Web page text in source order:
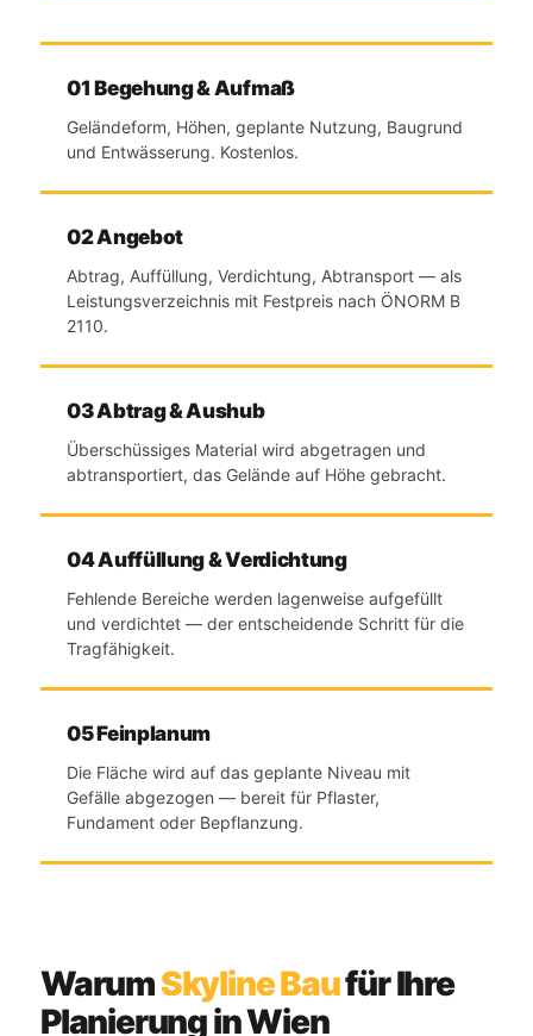
01 Begehung & Aufmaß
Geländeform, Höhen, geplante Nutzung, Baugrund
und Entwässerung. Kostenlos.
02 Angebot
Abtrag, Auffüllung, Verdichtung, Abtransport — als
Leistungsverzeichnis mit Festpreis nach ÖNORM B
2110.
03 Abtrag & Aushub
Überschüssiges Material wird abgetragen und
abtransportiert, das Gelände auf Höhe gebracht.
04 Auffüllung & Verdichtung
Fehlende Bereiche werden lagenweise aufgefüllt
und verdichtet — der entscheidende Schritt für die
Tragfähigkeit.
05 Feinplanum
Die Fläche wird auf das geplante Niveau mit
Gefälle abgezogen — bereit für Pflaster,
Fundament oder Bepflanzung.
WarumSkyline Baufür Ihre
Planierung in Wien